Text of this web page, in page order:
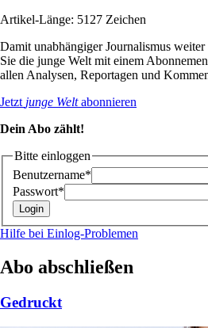
Artikel-Länge: 5127 Zeichen
Damit unabhängiger Journalismus
Sie die junge Welt mit einem
allen Analysen, Reportagen und
Jetzt junge Weltabonnieren
Dein Abo zählt!
Bitte einloggen
Benutzername*
Passwort*
Hilfe bei Einlog-Problemen
Abo abschließen
Gedruckt